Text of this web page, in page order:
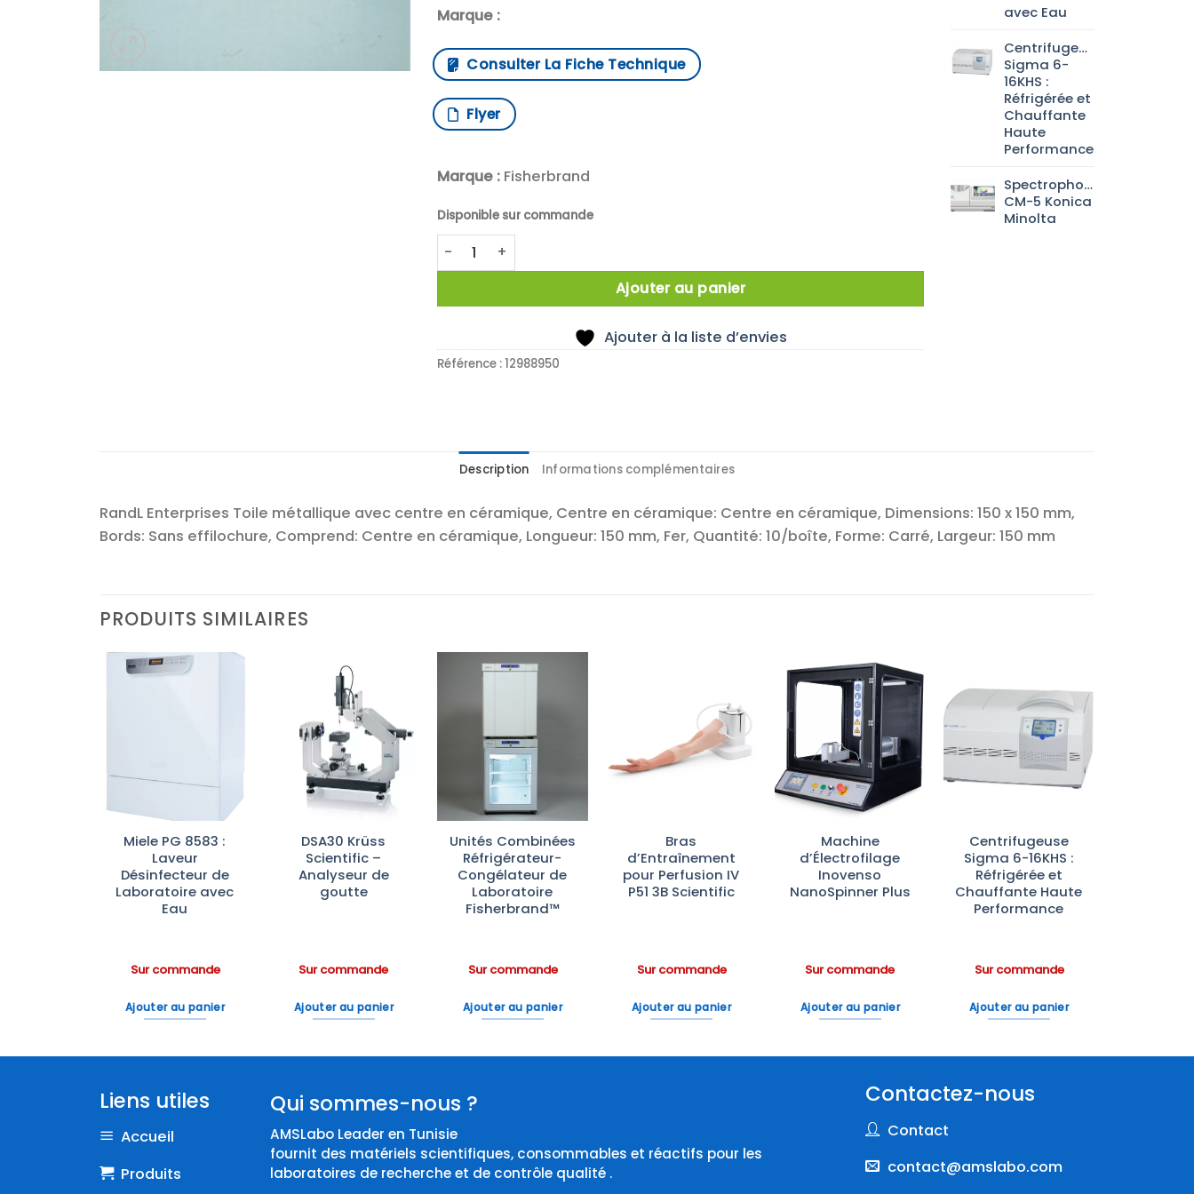
Marque :
Consulter La Fiche Technique
Flyer
Marque :Fisherbrand
Disponible sur commande
quantité de X10 GAUZES IRON WIRE WITH CERAMIC CENTRE 150X150MM
Ajouter au panier
Ajouter à la liste d’envies
Référence :12988950
avec Eau
Centrifugeuse
Sigma 6-
16KHS :
Réfrigérée et
Chauffante
Haute
Performance
Spectrophotomètre
CM-5 Konica
Minolta
Description Informations complémentaires
RandL Enterprises Toile métallique avec centre en céramique, Centre en céramique: Centre en céramique, Dimensions: 150 x 150 mm,
Bords: Sans effilochure, Comprend: Centre en céramique, Longueur: 150 mm, Fer, Quantité: 10/boîte, Forme: Carré, Largeur: 150 mm
PRODUITS SIMILAIRES
Miele PG 8583 :
Laveur
Désinfecteur de
Laboratoire avec
Eau
Sur commande
Ajouter au panier
Ajouter
à la liste
d’envies
DSA30 Krüss
Scientific –
Analyseur de
goutte
Sur commande
Ajouter au panier
Ajouter
à la liste
Unités Combinées
Réfrigérateur-
Congélateur de
Laboratoire
Fisherbrand™
Sur commande
Ajouter au panier
Ajouter
à la liste
d’envies
Bras
d’Entraînement
pour Perfusion IV
P51 3B Scientific
Sur commande
Ajouter au panier
Ajouter
à la liste
d’envies
Machine
d’Électrofilage
Inovenso
NanoSpinner Plus
Sur commande
Ajouter au panier
Ajouter
d’envies
Centrifugeuse
Sigma 6-16KHS :
Réfrigérée et
Chauffante Haute
Performance
Sur commande
Ajouter au panier
Liens utiles
Accueil
Produits
Qui sommes-nous ?
AMSLabo Leader en Tunisie
fournit des matériels scientifiques, consommables et réactifs pour les
laboratoires de recherche et de contrôle qualité .
Contactez-nous
Contact
contact@amslabo.com